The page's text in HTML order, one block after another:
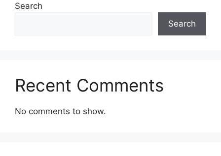
Search
Search
Recent Comments
No comments to show.